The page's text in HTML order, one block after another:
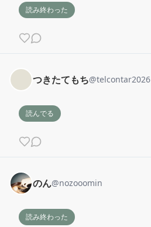
読み終わった
つきたてもち@telcontar2026
読んでる
のん@nozooomin
読み終わった